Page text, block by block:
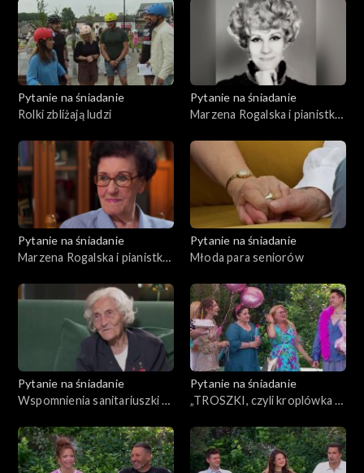
Pytanie na śniadanie
Rolki zbliżają ludzi
Pytanie na śniadanie
Marzena Rogalska i pianistka
cz. 2
Pytanie na śniadanie
Marzena Rogalska i pianistka
cz. 1
Pytanie na śniadanie
Młoda para seniorów
Pytanie na śniadanie
Wspomnienia sanitariuszki z
Pytanie na śniadanie
„TROSZKI, czyli kroplówka z
Cembali i urodzinowa
niespodzianka